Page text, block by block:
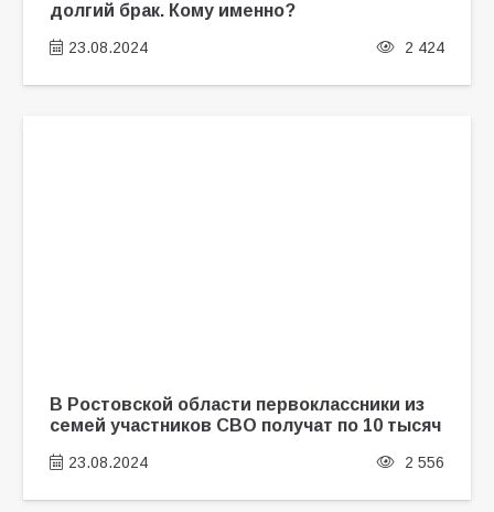
долгий брак. Кому именно?
23.08.2024 2 424
В Ростовской области первоклассники из
семей участников СВО получат по 10 тысяч
23.08.2024 2 556